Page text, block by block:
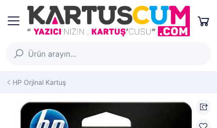
HP Orjinal Kartuş